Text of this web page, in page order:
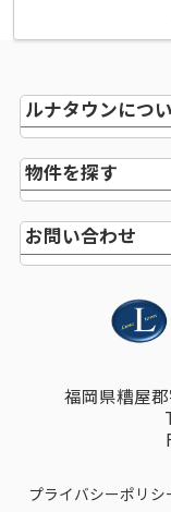
ルナタウンにつ
物件を探す
お問い合わせ
福岡県糟屋
プライバシーポリシ